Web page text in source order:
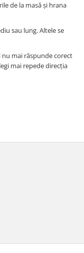
de la masă și hrana
sau lung. Altele se
mai răspunde corect
mai repede direcția